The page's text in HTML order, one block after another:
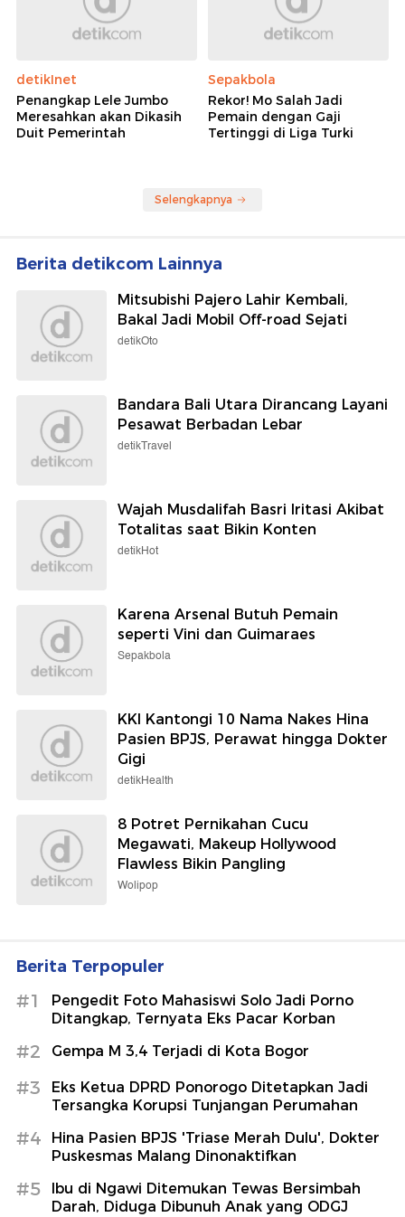
detikInet
Penangkap Lele Jumbo
Meresahkan akan Dikasih
Duit Pemerintah
Sepakbola
Rekor! Mo Salah Jadi
Pemain dengan Gaji
Tertinggi di Liga Turki
Selengkapnya
Berita detikcom Lainnya
Mitsubishi Pajero Lahir Kembali,
Bakal Jadi Mobil Off-road Sejati
detikOto
Bandara Bali Utara Dirancang Layani
Pesawat Berbadan Lebar
detikTravel
Wajah Musdalifah Basri Iritasi Akibat
Totalitas saat Bikin Konten
detikHot
Karena Arsenal Butuh Pemain
seperti Vini dan Guimaraes
Sepakbola
KKI Kantongi 10 Nama Nakes Hina
Pasien BPJS, Perawat hingga Dokter
Gigi
detikHealth
8 Potret Pernikahan Cucu
Megawati, Makeup Hollywood
Flawless Bikin Pangling
Wolipop
Berita Terpopuler
#1
Pengedit Foto Mahasiswi Solo Jadi Porno
Ditangkap, Ternyata Eks Pacar Korban
#2 Gempa M 3,4 Terjadi di Kota Bogor
#3
Eks Ketua DPRD Ponorogo Ditetapkan Jadi
Tersangka Korupsi Tunjangan Perumahan
#4
Hina Pasien BPJS 'Triase Merah Dulu', Dokter
Puskesmas Malang Dinonaktifkan
#5
Ibu di Ngawi Ditemukan Tewas Bersimbah
Darah, Diduga Dibunuh Anak yang ODGJ